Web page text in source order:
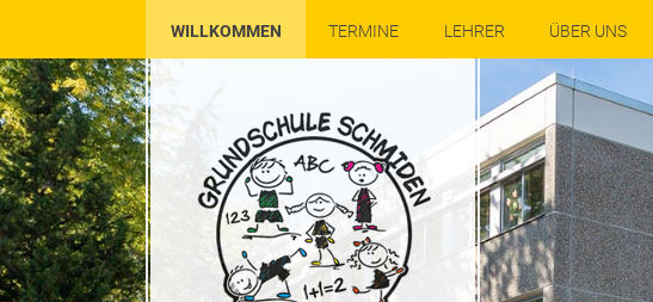
WILLKOMMEN TERMINE LEHRER ÜBER UNS